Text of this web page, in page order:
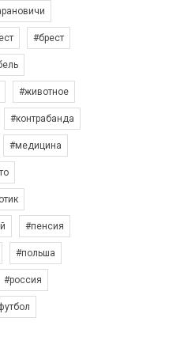
#брест
#животное
#контрабанда
#медицина
#пенсия
#польша
#россия